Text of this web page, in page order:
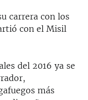
carrera con los
con el Misil
del 2016 ya se
más